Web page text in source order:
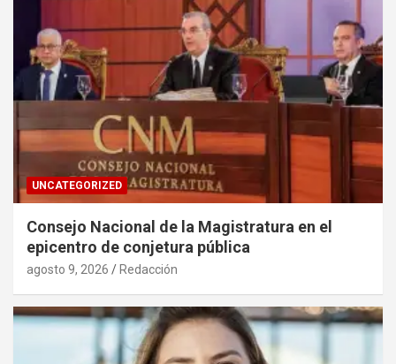
UNCATEGORIZED
Consejo Nacional de la Magistratura en el
epicentro de conjetura pública
agosto 9, 2026 Redacción